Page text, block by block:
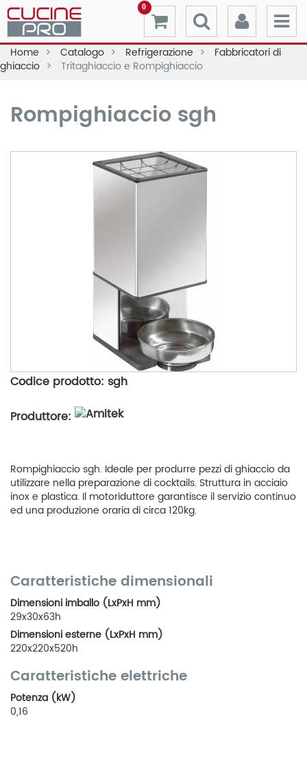
0
Home Catalogo Refrigerazione
Fabbricatori di
ghiaccio
Tritaghiaccio e Rompighiaccio
Rompighiaccio sgh
Codice prodotto: sgh
Produttore:
Rompighiaccio sgh. Ideale per produrre pezzi di ghiaccio da
utilizzare nella preparazione di cocktails. Struttura in acciaio
inox e plastica. Il motoriduttore garantisce il servizio continuo
ed una produzione oraria di circa 120kg.
Caratteristiche dimensionali
Dimensioni imballo (LxPxH mm)
29x30x63h
Dimensioni esterne (LxPxH mm)
220x220x520h
Caratteristiche elettriche
Potenza (kW)
0,16